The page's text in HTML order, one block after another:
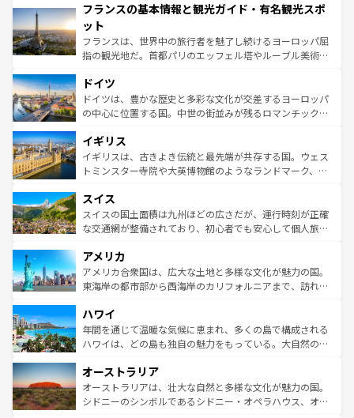
ませてくれるイタリアで、忘れられない旅をしてみよう！
なお、新着のイタリア情報は
しい。
文化が根付くこの国では、情熱的なフラメンコ、熱気あふ
れる闘牛、そして美味しいタパスが生活の一部となってい
る。首都マドリードの洗練された雰囲気や、バルセロナの
アートに溢れた街角から、地方では古代ローマ遺跡や中世
せる。地方によって風土や気候が異なるスペインはその個
性で訪れる人を魅了する。 なお、新着のスペイン情報は コ
ンテンツ一覧を参照してほしい。
フランスの基本情報と観光ガイド・有名観光スポ
ット
フランスは、世界中の旅行者を魅了し続けるヨーロッパ屈
指の観光地だ。首都パリのエッフェル塔やルーブル美術館
で、幅広い魅力が詰まっている。華麗な宮殿、歴史的な大
聖堂、美しいビーチ、そして豊かな自然が、訪れる者を心
から魅了する。また、フランスは美食の国としても知ら
いる。シャンパンの発祥地であるランス、プロヴァンスの
香り高いラベンダー畑など、多彩な楽しみ方が可能だ。さ
らに、パリ以外の地域にも魅力が溢れており、どの街角に
れる地方に足を運ぶとそれぞれで全く異なる文化を体験で
きるだろう。 なお、新着のフランス情報はコンテンツ一覧
を参照してほしい。
ドイツ
ドイツは、豊かな歴史と多彩な文化が交差するヨーロッパ
の中心に位置する国。中世の街並みが残るロマンチック街
顔を持つこの国は、どこを歩いても飽きることがない。ベ
ルリンの文化的活気、バイエルン州のアルプスの絶景、そ
してライン川沿いのワイン畑といった風景は必見。ビール
は、お酒好きな人にはぜひ体験してほしい。 なお、新着の
ドイツ情報はコンテンツ一覧を参照してほしい。
イギリス
イギリスは、古きよき伝統と最先端が共存する国。ウェス
トミンスター寺院や大英博物館のようなランドマーク、歴
リアごとに異なる魅力がある。また、優雅なアフタヌーン
ティー、ビール好きにはたまらない英国パブ、サッカー観
戦など、本場だからこそできる体験も豊富。イギリスを旅
ンツ一覧を参照してほしい。
スイス
スイスの国土面積は九州ほどの広さだが、運行時刻が正確
な交通網が整備されており、初心者でも安心して個人旅行
の建物がそのまま残る町や、スイスならではのユニークな
博物館もあり、アルプス観光だけでなく町歩きも満喫する
ことができる。国民の所得が高いため物価も高いが、旅行
ば市内交通費無料で観光を楽しむこともできる。 なお、新
着のスイス情報はコンテンツ一覧 を参照してほしい。
アメリカ
アメリカ合衆国は、広大な土地と多様な文化が魅力の国。
東海岸の都市部から西海岸のカリフォルニアまで、訪れる
のような巨大都市は、観光、ショッピング、エンターテイ
ンメントが詰まった刺激的なスポットだ。一方、アメリカ
西部には大自然が広がり、グランドキャニオンやイエロー
部のニューオーリンズでは、音楽と美食が融合した独特の
文化が魅力。旅行者はアメリカの各地域で異なる魅力を楽
しみながら、その多様性と豊かな歴史を感じることができ
ハワイ
年間を通じて温暖な気候に恵まれ、多くの島で構成される
ハワイは、どの島も独自の魅力をもっている。大自然の神
ワイ島は見逃せない。また、定番の観光地といえばオアフ
島だが、静かな自然を求めるならマウイ島やカウアイ島が
おすすめ。エメラルドグリーンに輝く海をはじめ、豊かな
オーストラリア
オーストラリアは、壮大な自然と多様な文化が魅力の国。
シドニーのシンボルであるシドニー・オペラハウス、オー